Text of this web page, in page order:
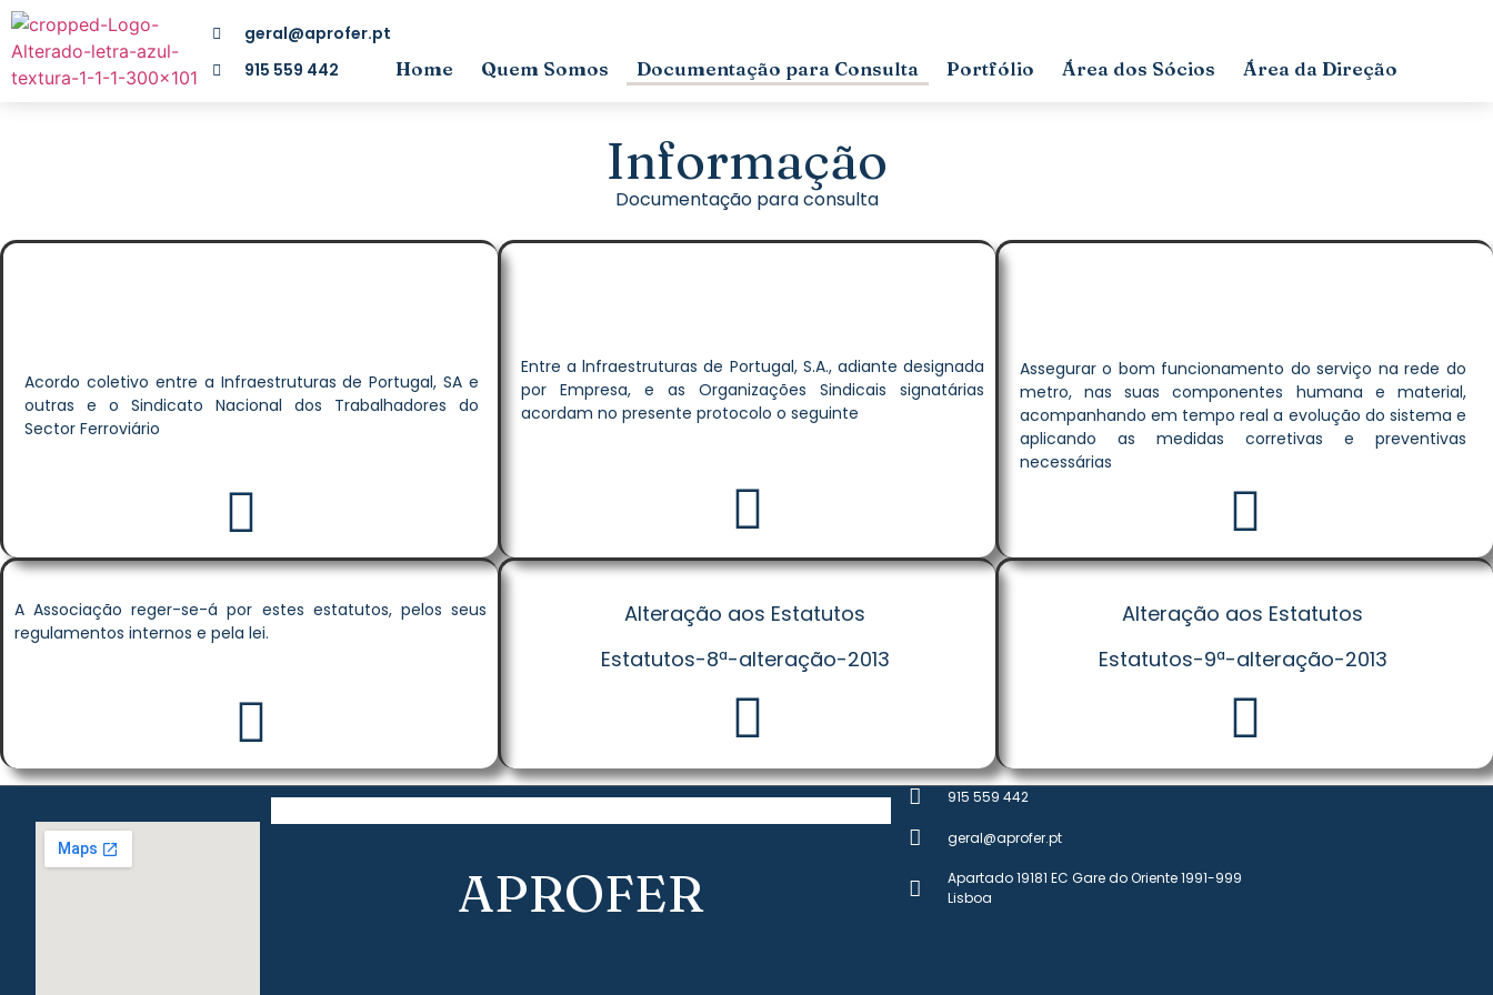
geral@aprofer.pt
915 559 442
Home Quem Somos Documentação para Consulta Portfólio Área dos Sócios Área da Direção
Informação
Documentação para consulta
Acordo coletivo entre a Infraestruturas de Portugal, SA e
outras e o Sindicato Nacional dos Trabalhadores do
Sector Ferroviário
Entre a lnfraestruturas de Portugal, S.A., adiante designada
por Empresa, e as Organizações Sindicais signatárias
acordam no presente protocolo o seguinte
Assegurar o bom funcionamento do serviço na rede do
metro, nas suas componentes humana e material,
acompanhando em tempo real a evolução do sistema e
aplicando as medidas corretivas e preventivas
necessárias
A Associação reger-se-á por estes estatutos, pelos seus
regulamentos internos e pela lei.
Alteração aos Estatutos
Estatutos-8ª-alteração-2013
Alteração aos Estatutos
Estatutos-9ª-alteração-2013
APROFER
915 559 442
geral@aprofer.pt
Apartado 19181 EC Gare do Oriente 1991-999
Lisboa